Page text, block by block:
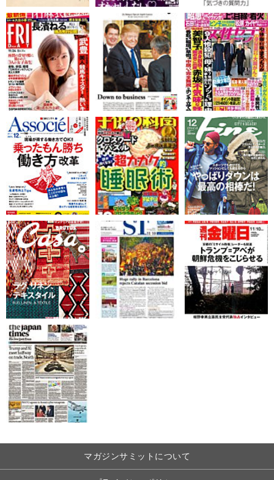
マガジンサミットについて